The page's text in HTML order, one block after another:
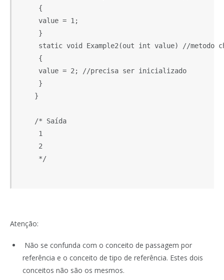
     {
     value = 1;
     }
static void Example2(out int value) //metodo
     {
     value = 2; //precisa ser inicializado
     }
    }
    /* Saída
     1
     2
     */
Atenção:
Não se confunda com o conceito de passagem por
referência e o conceito de tipo de referência. Estes dois
conceitos não são os mesmos.